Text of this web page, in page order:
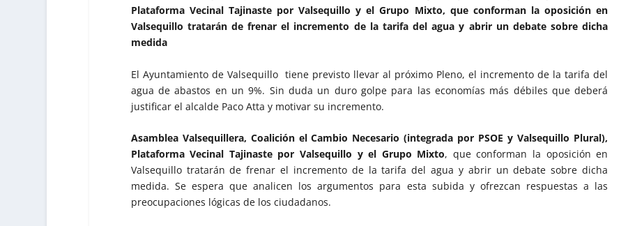
Plataforma Vecinal Tajinaste por Valsequillo y el Grupo Mixto, que conforman la oposición en
Valsequillo tratarán de frenar el incremento de la tarifa del agua y abrir un debate sobre dicha
medida
El Ayuntamiento de Valsequillo tiene previsto llevar al próximo Pleno, el incremento de la tarifa del
agua de abastos en un 9%. Sin duda un duro golpe para las economías más débiles que deberá
justificar el alcalde Paco Atta y motivar su incremento.
Asamblea Valsequillera, Coalición el Cambio Necesario (integrada por PSOE y Valsequillo Plural),
Plataforma Vecinal Tajinaste por Valsequillo y el Grupo Mixto, que conforman la oposición en
Valsequillo tratarán de frenar el incremento de la tarifa del agua y abrir un debate sobre dicha
medida. Se espera que analicen los argumentos para esta subida y ofrezcan respuestas a las
preocupaciones lógicas de los ciudadanos.